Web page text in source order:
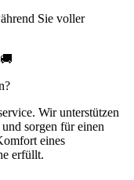
Sie voller
Wir unterstützen
sorgen für einen
eines
erfüllt.